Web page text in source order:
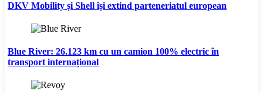
DKV Mobility și Shell își extind parteneriatul european
Blue River: 26.123 km cu un camion 100% electric în
transport internațional